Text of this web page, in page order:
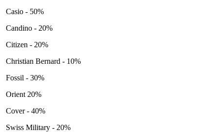
Casio - 50%
Candino - 20%
Citizen - 20%
Christian Bernard - 10%
Fossil - 30%
Orient 20%
Cover - 40%
Swiss Military - 20%